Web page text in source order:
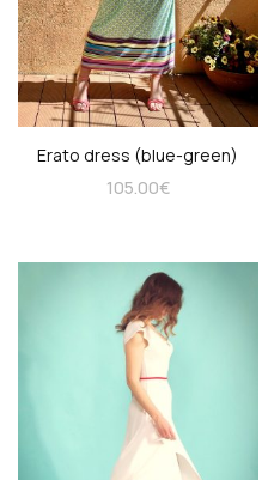
Erato dress (blue-green)
105.00€